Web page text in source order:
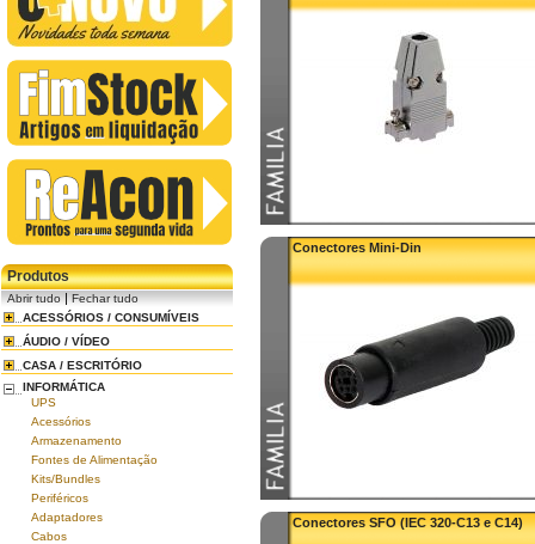
Produtos
Abrir tudo|Fechar tudo
ACESSÓRIOS / CONSUMÍVEIS
ÁUDIO / VÍDEO
CASA / ESCRITÓRIO
INFORMÁTICA
UPS
Acessórios
Armazenamento
Fontes de Alimentação
Kits/Bundles
Periféricos
Adaptadores
Cabos
Conectores Mini-Din
Conectores SFO (IEC 320-C13 e C14)